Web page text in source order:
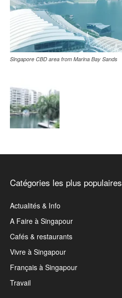
Singapore CBD area from Marina Bay Sands
Catégories les plus populaires
Actualités & Info
A Faire à Singapour
Cafés & restaurants
Vivre à Singapour
Français à Singapour
Travail